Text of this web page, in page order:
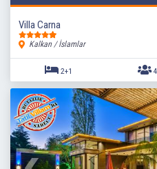
Villa Carna
Kalkan / İslamlar